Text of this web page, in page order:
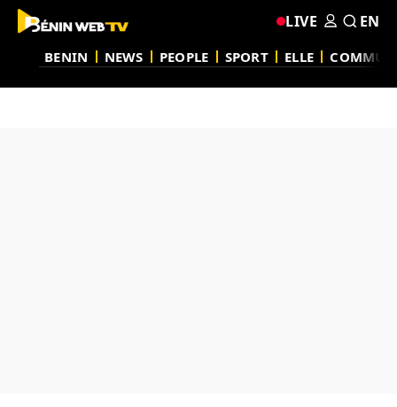
BENIN NEWS PEOPLE SPORT ELLE
LIVE EN